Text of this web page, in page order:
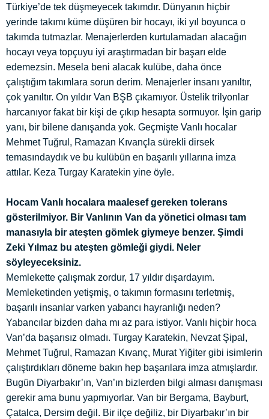
Türkiye’de tek düşmeyecek takımdır. Dünyanın hiçbir
yerinde takımı küme düşüren bir hocayı, iki yıl boyunca o
takımda tutmazlar. Menajerlerden kurtulamadan alacağın
hocayı veya topçuyu iyi araştırmadan bir başarı elde
edemezsin. Mesela beni alacak kulübe, daha önce
çalıştığım takımlara sorun derim. Menajerler insanı yanıltır,
çok yanıltır. On yıldır Van BŞB çıkamıyor. Üstelik trilyonlar
harcanıyor fakat bir kişi de çıkıp hesapta sormuyor. İşin garip
yanı, bir bilene danışanda yok. Geçmişte Vanlı hocalar
Mehmet Tuğrul, Ramazan Kıvançla sürekli dirsek
temasındaydık ve bu kulübün en başarılı yıllarına imza
attılar. Keza Turgay Karatekin yine öyle.
Hocam Vanlı hocalara maalesef gereken tolerans
gösterilmiyor. Bir Vanlının Van da yönetici olması tam
manasıyla bir ateşten gömlek giymeye benzer. Şimdi
Zeki Yılmaz bu ateşten gömleği giydi. Neler
söyleyeceksiniz.
Memlekette çalışmak zordur, 17 yıldır dışardayım.
Memleketinden yetişmiş, o takımın formasını terletmiş,
başarılı insanlar varken yabancı hayranlığı neden?
Yabancılar bizden daha mı az para istiyor. Vanlı hiçbir hoca
Van’da başarısız olmadı. Turgay Karatekin, Nevzat Şipal,
Mehmet Tuğrul, Ramazan Kıvanç, Murat Yiğiter gibi isimlerin
çalıştırdıkları döneme bakın hep başarılara imza atmışlardır.
Bugün Diyarbakır’ın, Van’ın bizlerden bilgi alması danışması
gerekir ama bunu yapmıyorlar. Van bir Bergama, Bayburt,
Çatalca, Dersim değil. Bir ilçe değiliz, bir Diyarbakır’ın bir